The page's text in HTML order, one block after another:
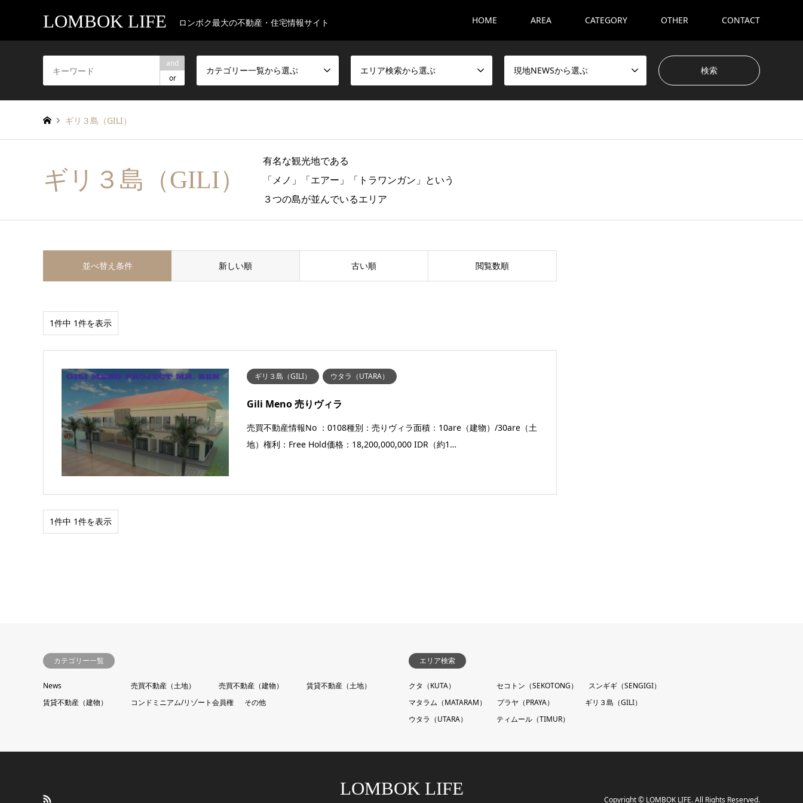
LOMBOK LIFE ロンボク最大の不動産・住宅情報サイト HOME AREA CATEGORY OTHER CONTACT
and
or
カテゴリー一覧から選ぶ エリア検索から選ぶ 現地NEWSから選ぶ
ギリ３島（GILI）
ギリ３島（GILI）
有名な観光地である
「メノ」「エアー」「トラワンガン」という
３つの島が並んでいるエリア
並べ替え条件 新しい順 古い順 閲覧数順
1件中 1件を表示
ギリ３島（GILI） ウタラ（UTARA）
Gili Meno 売りヴィラ
売買不動産情報No ：0108種別：売りヴィラ面積：10are（建物）/30are（土
地）権利：Free Hold価格：18,200,000,000 IDR（約1…
1件中 1件を表示
カテゴリー一覧
News 売買不動産（土地） 売買不動産（建物）
賃貸不動産（土地）
賃貸不動産（建物）
コンドミニアム/リゾート会員権 その他
エリア検索
クタ（KUTA） セコトン（SEKOTONG）
スンギギ（SENGIGI）
マタラム（MATARAM）
プラヤ（PRAYA）
ギリ３島（GILI）
ウタラ（UTARA）
ティムール（TIMUR）
LOMBOK LIFE
Copyright© LOMBOK LIFE. All Rights Reserved.